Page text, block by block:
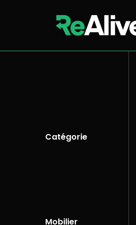
Catégorie
Mobilier